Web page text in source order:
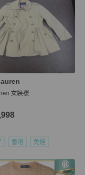
女裝褸
香港 免運